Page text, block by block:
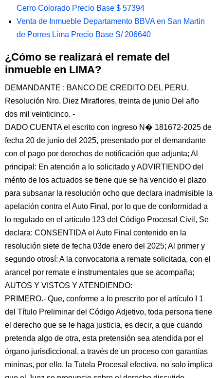
Cerro Colorado Precio Base $ 57394
Venta de Inmueble Departamento BBVA en San Martin
de Porres Lima Precio Base S/ 206640
¿Cómo se realizará el remate del
inmueble en LIMA?
DEMANDANTE : BANCO DE CREDITO DEL PERU,
Resolución Nro. Diez Miraflores, treinta de junio Del año
dos mil veinticinco. -
DADO CUENTA el escrito con ingreso N� 181672-2025 de
fecha 20 de junio del 2025, presentado por el demandante
con el pago por derechos de notificación que adjunta; Al
principal: En atención a lo solicitado y ADVIRTIENDO del
mérito de los actuados se tiene que se ha vencido el plazo
para subsanar la resolución ocho que declara inadmisible la
apelación contra el Auto Final, por lo que de conformidad a
lo regulado en el artículo 123 del Código Procesal Civil, Se
declara: CONSENTIDA el Auto Final contenido en la
resolución siete de fecha 03de enero del 2025; Al primer y
segundo otrosí: A la convocatoria a remate solicitada, con el
arancel por remate e instrumentales que se acompaña;
AUTOS Y VISTOS Y ATENDIENDO:
PRIMERO.- Que, conforme a lo prescrito por el artículo I 1
del Título Preliminar del Código Adjetivo, toda persona tiene
el derecho que se le haga justicia, es decir, a que cuando
pretenda algo de otra, esta pretensión sea atendida por el
órgano jurisdiccional, a través de un proceso con garantías
mininas, por ello, la Tutela Procesal efectiva, no solo implica